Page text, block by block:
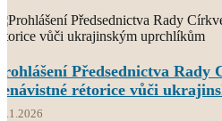
Předsednictva
rétorice vůči